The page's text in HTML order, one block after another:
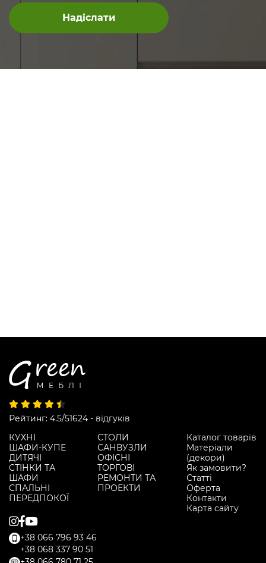
Рейтинг: 4.5/51624 - відгуків
КУХНІ
ШАФИ-КУПЕ
ДИТЯЧІ
СТІНКИ ТА
ШАФИ
СПАЛЬНІ
ПЕРЕДПОКОЇ
СТОЛИ
САНВУЗЛИ
ОФІСНІ
ТОРГОВІ
РЕМОНТИ ТА
ПРОЕКТИ
Каталог товарів
Матеріали
(декори)
Як замовити?
Статті
Оферта
Контакти
Карта сайту
+38 066 796 93 46
+38 068 337 90 51